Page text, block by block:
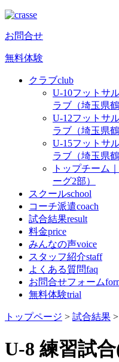
お問合せ
無料体験
クラブclub
U-10フットサ
ラブ（埼玉県鶴
U-12フットサ
ラブ（埼玉県鶴
U-15フットサ
ラブ（埼玉県鶴
トップチーム
ーグ2部）
スクールschool
コーチ派遣coach
試合結果result
料金price
みんなの声voice
スタッフ紹介staff
よくある質問faq
お問合せフォーム
無料体験trial
トップページ > 試合結果
U-8 練習試